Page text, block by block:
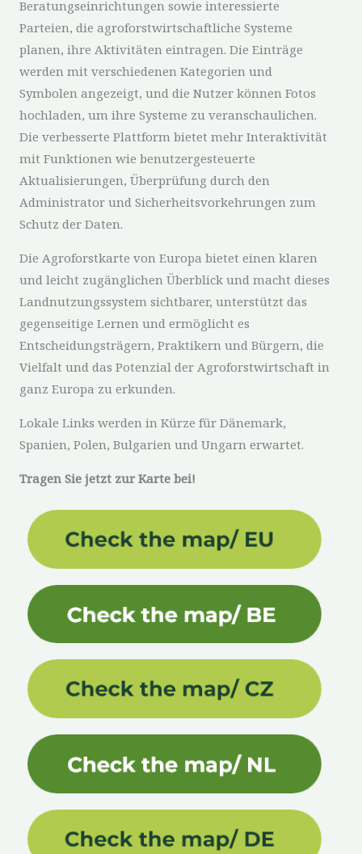
Beratungseinrichtungen sowie interessierte
Parteien, die agroforstwirtschaftliche Systeme
planen, ihre Aktivitäten eintragen. Die Einträge
werden mit verschiedenen Kategorien und
Symbolen angezeigt, und die Nutzer können Fotos
hochladen, um ihre Systeme zu veranschaulichen.
Die verbesserte Plattform bietet mehr Interaktivität
mit Funktionen wie benutzergesteuerte
Aktualisierungen, Überprüfung durch den
Administrator und Sicherheitsvorkehrungen zum
Schutz der Daten.
Die Agroforstkarte von Europa bietet einen klaren
und leicht zugänglichen Überblick und macht dieses
Landnutzungssystem sichtbarer, unterstützt das
gegenseitige Lernen und ermöglicht es
Entscheidungsträgern, Praktikern und Bürgern, die
Vielfalt und das Potenzial der Agroforstwirtschaft in
ganz Europa zu erkunden.
Lokale Links werden in Kürze für Dänemark,
Spanien, Polen, Bulgarien und Ungarn erwartet.
Tragen Sie jetzt zur Karte bei!